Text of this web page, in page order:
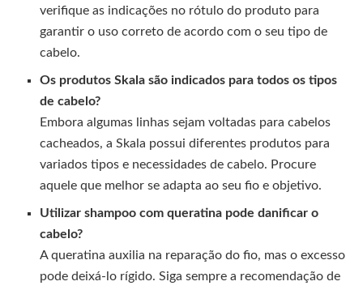
verifique as indicações no rótulo do produto para
garantir o uso correto de acordo com o seu tipo de
cabelo.
Os produtos Skala são indicados para todos os tipos
de cabelo?
Embora algumas linhas sejam voltadas para cabelos
cacheados, a Skala possui diferentes produtos para
variados tipos e necessidades de cabelo. Procure
aquele que melhor se adapta ao seu fio e objetivo.
Utilizar shampoo com queratina pode danificar o
cabelo?
A queratina auxilia na reparação do fio, mas o excesso
pode deixá-lo rígido. Siga sempre a recomendação de